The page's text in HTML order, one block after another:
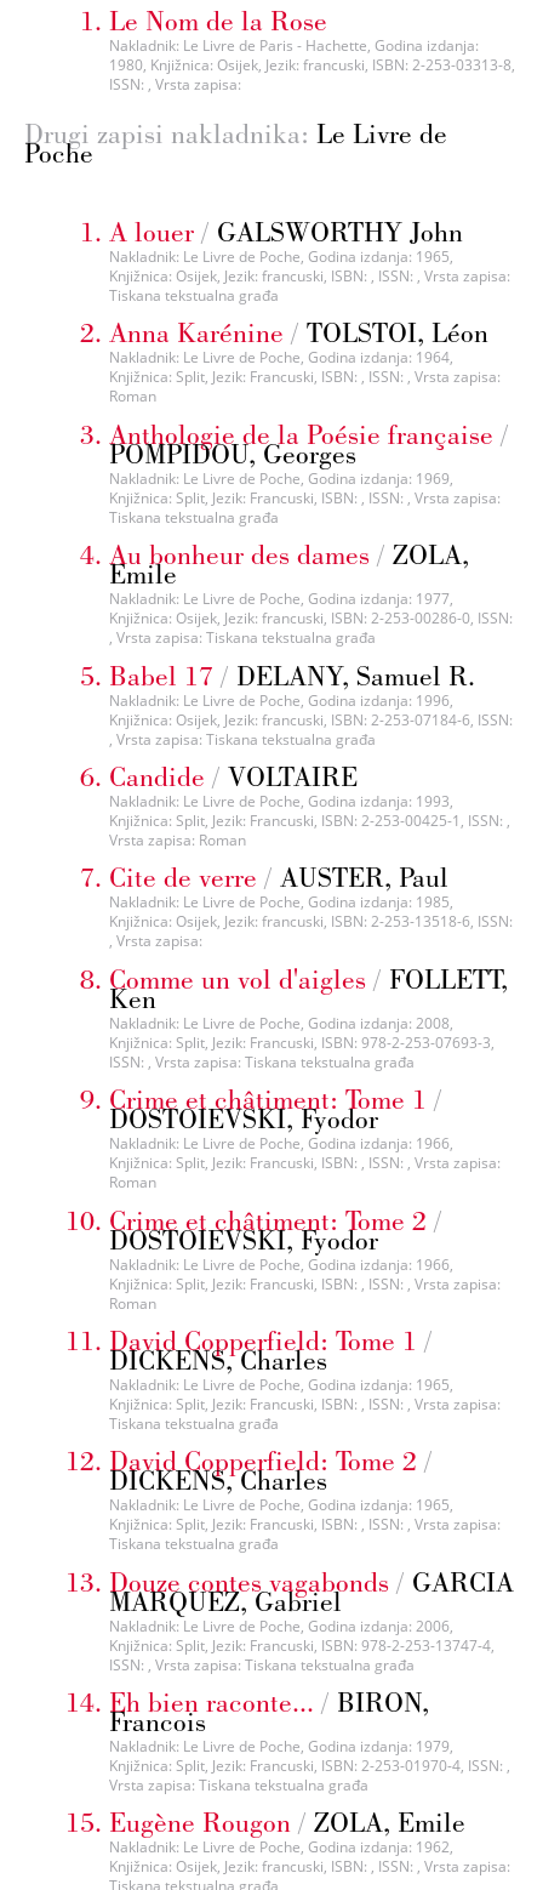
Le Nom de la Rose
Nakladnik: Le Livre de Paris - Hachette, Godina izdanja:
1980, Knjižnica: Osijek, Jezik: francuski, ISBN: 2-253-03313-8,
ISSN: , Vrsta zapisa:
Drugi zapisi nakladnika: Le Livre de
Poche
A louer / GALSWORTHY John
Nakladnik: Le Livre de Poche, Godina izdanja: 1965,
Knjižnica: Osijek, Jezik: francuski, ISBN: , ISSN: , Vrsta zapisa:
Tiskana tekstualna građa
Anna Karénine / TOLSTOI, Léon
Nakladnik: Le Livre de Poche, Godina izdanja: 1964,
Knjižnica: Split, Jezik: Francuski, ISBN: , ISSN: , Vrsta zapisa:
Roman
Anthologie de la Poésie française /
POMPIDOU, Georges
Nakladnik: Le Livre de Poche, Godina izdanja: 1969,
Knjižnica: Split, Jezik: Francuski, ISBN: , ISSN: , Vrsta zapisa:
Tiskana tekstualna građa
Au bonheur des dames / ZOLA,
Emile
Nakladnik: Le Livre de Poche, Godina izdanja: 1977,
Knjižnica: Osijek, Jezik: francuski, ISBN: 2-253-00286-0, ISSN:
, Vrsta zapisa: Tiskana tekstualna građa
Babel 17 / DELANY, Samuel R.
Nakladnik: Le Livre de Poche, Godina izdanja: 1996,
Knjižnica: Osijek, Jezik: francuski, ISBN: 2-253-07184-6, ISSN:
, Vrsta zapisa: Tiskana tekstualna građa
Candide / VOLTAIRE
Nakladnik: Le Livre de Poche, Godina izdanja: 1993,
Knjižnica: Split, Jezik: Francuski, ISBN: 2-253-00425-1, ISSN: ,
Vrsta zapisa: Roman
Cite de verre / AUSTER, Paul
Nakladnik: Le Livre de Poche, Godina izdanja: 1985,
Knjižnica: Osijek, Jezik: francuski, ISBN: 2-253-13518-6, ISSN:
, Vrsta zapisa:
Comme un vol d'aigles / FOLLETT,
Ken
Nakladnik: Le Livre de Poche, Godina izdanja: 2008,
Knjižnica: Split, Jezik: Francuski, ISBN: 978-2-253-07693-3,
ISSN: , Vrsta zapisa: Tiskana tekstualna građa
Crime et châtiment: Tome 1 /
DOSTOIEVSKI, Fyodor
Nakladnik: Le Livre de Poche, Godina izdanja: 1966,
Knjižnica: Split, Jezik: Francuski, ISBN: , ISSN: , Vrsta zapisa:
Roman
Crime et châtiment: Tome 2 /
DOSTOIEVSKI, Fyodor
Nakladnik: Le Livre de Poche, Godina izdanja: 1966,
Knjižnica: Split, Jezik: Francuski, ISBN: , ISSN: , Vrsta zapisa:
Roman
David Copperfield: Tome 1 /
DICKENS, Charles
Nakladnik: Le Livre de Poche, Godina izdanja: 1965,
Knjižnica: Split, Jezik: Francuski, ISBN: , ISSN: , Vrsta zapisa:
Tiskana tekstualna građa
David Copperfield: Tome 2 /
DICKENS, Charles
Nakladnik: Le Livre de Poche, Godina izdanja: 1965,
Knjižnica: Split, Jezik: Francuski, ISBN: , ISSN: , Vrsta zapisa:
Tiskana tekstualna građa
Douze contes vagabonds / GARCIA
MARQUEZ, Gabriel
Nakladnik: Le Livre de Poche, Godina izdanja: 2006,
Knjižnica: Split, Jezik: Francuski, ISBN: 978-2-253-13747-4,
ISSN: , Vrsta zapisa: Tiskana tekstualna građa
Eh bien raconte... / BIRON,
Francois
Nakladnik: Le Livre de Poche, Godina izdanja: 1979,
Knjižnica: Split, Jezik: Francuski, ISBN: 2-253-01970-4, ISSN: ,
Vrsta zapisa: Tiskana tekstualna građa
Eugène Rougon / ZOLA, Emile
Nakladnik: Le Livre de Poche, Godina izdanja: 1962,
Knjižnica: Osijek, Jezik: francuski, ISBN: , ISSN: , Vrsta zapisa: